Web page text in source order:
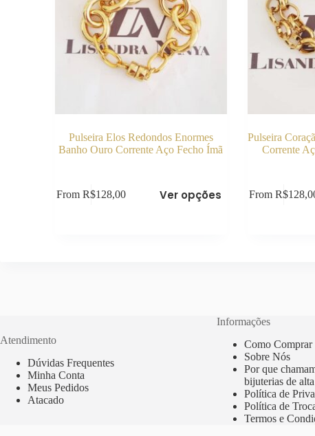
Pulseira Elos Redondos Enormes
Banho Ouro Corrente Aço Fecho Ímã
From R$128,00 Ver opções
produto
produto
Pulseira
Corrente
From R$
produto
página
produto
Atendimento
Dúvidas Frequentes
Minha Conta
Meus Pedidos
Atacado
Informações
Como Comprar
Sobre Nós
Por que
bijuterias de
Política de
Política de
Termos e